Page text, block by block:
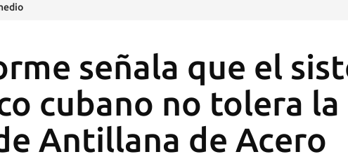
señala que el
cubano no tolera
Antillana de Acero